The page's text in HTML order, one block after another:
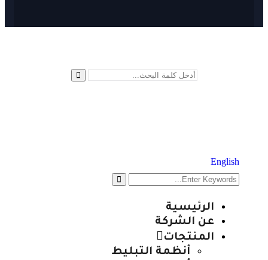
English
الرئيسية
عن الشركة
المنتجات
أنظمة التبليط